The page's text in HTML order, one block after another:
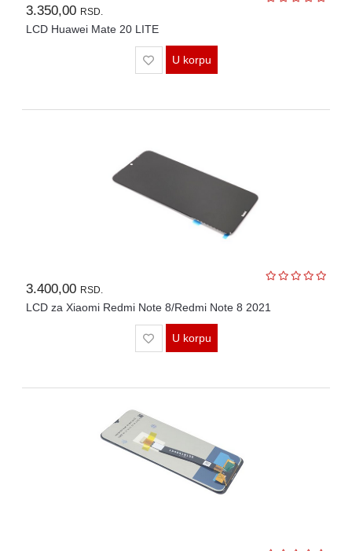
3.350,00 RSD.
LCD Huawei Mate 20 LITE
U korpu
3.400,00 RSD.
LCD za Xiaomi Redmi Note 8/Redmi Note 8 2021
U korpu